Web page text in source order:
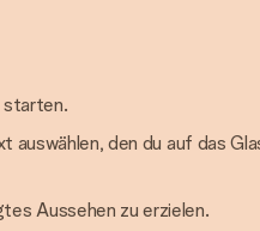
starten.
den du auf das
Aussehen zu erzielen.